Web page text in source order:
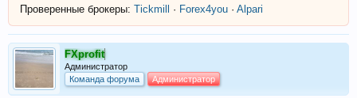
Проверенные брокеры: Tickmill · Forex4you · Alpari
FXprofit
Администратор
Команда форума
Администратор